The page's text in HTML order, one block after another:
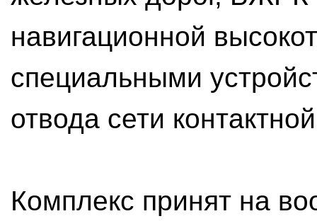
навигационной
специальными
отвода сети
Комплекс принят на